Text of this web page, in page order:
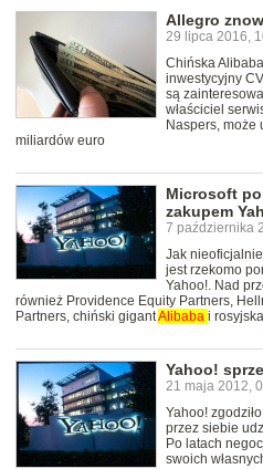
Allegro
29 lipca 2016,
Chińska
inwestycyjny
są
właściciel
Naspers, może
miliardów euro
Microsoft
zakupem
7 października
Jak
jest rzekomo
Yahoo!. Nad
również Providence Equity Partners,
Partners, chiński gigantAlibaba i
Yahoo!
21 maja 2012,
Yahoo!
przez siebie
Po latach
swoich